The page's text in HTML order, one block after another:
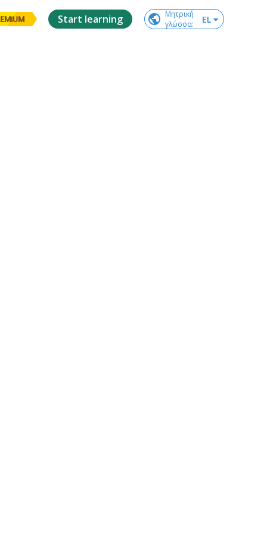
Start learning
Μητρική
γλώσσα: EL